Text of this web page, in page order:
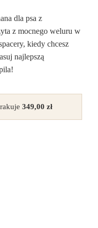
dla psa z
z mocnego weluru w
kiedy chcesz
najlepszą
349,00zł